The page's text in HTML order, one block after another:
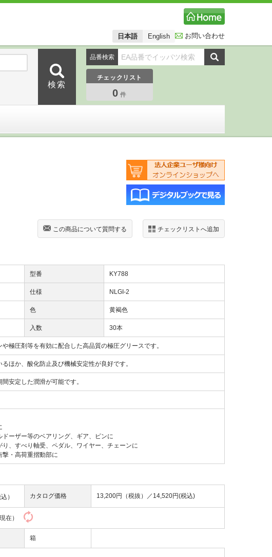
日本語 English お問い合わせ
品番検索
チェックリスト
0 件
チェックリストへ追加
この商品について質問する
型番 KY788
仕様 NLGI-2
色 黄褐色
入数 30本
極圧剤等を有効に配合した高品質の極圧グリースです。
ほか、酸化防止及び機械安定性が良好です。
安定した潤滑が可能です。
ーザー等のベアリング、ギア、ピンに
、すべり軸受、ペダル、ワイヤー、チェーンに
撃・高荷重摺動部に
） カタログ価格 13,200円（税抜）／ 14,520円(税込)
在）
箱